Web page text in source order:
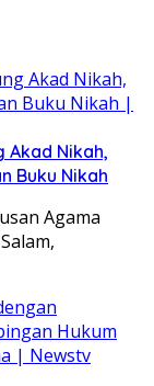
Akad Nikah,
Buku Nikah
Agama